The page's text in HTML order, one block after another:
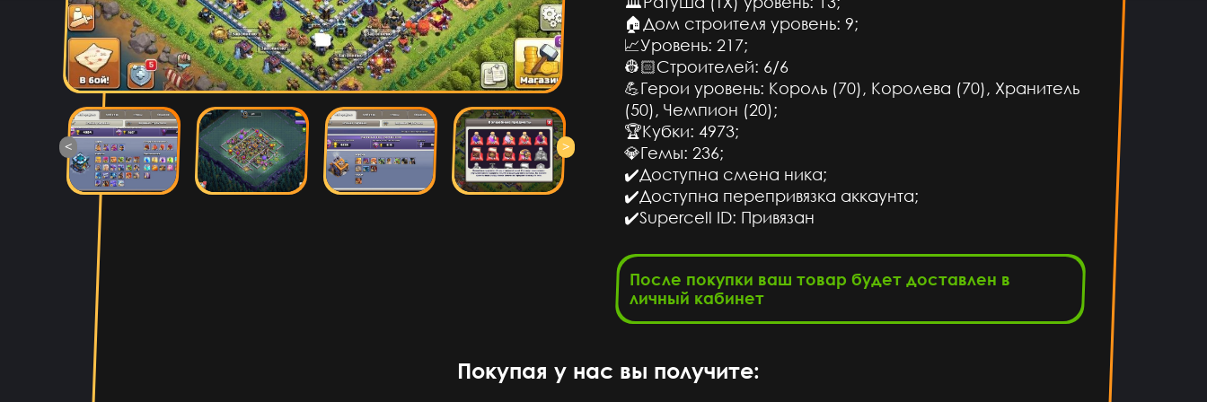
< >
🏠Дом строителя уровень: 9;
📈Уровень: 217;
👷🏻Строителей: 6/6
💪Герои уровень: Король (70), Королева (70), Хранитель
(50), Чемпион (20);
🏆Кубки: 4973;
💎Гемы: 236;
✔️Доступна смена ника;
✔️Доступна перепривязка аккаунта;
✔️Supercell ID: Привязан
После покупки ваш товар будет доставлен в
личный кабинет
Покупая у нас вы получите:
низким ценам
Оятилло Хаитов14 часов назад
Точно прям уверен уже 4 акк по фри
фаер всё приходит😈
potkukocta13 часов назад
Сайт топ!!!
11 часов назад